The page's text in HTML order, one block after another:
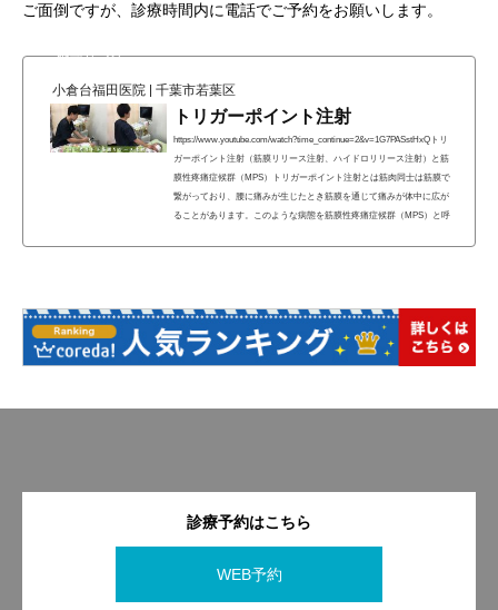
ご面倒ですが、 診療時間内に電話でご予約をお願いします。
小倉台福田医院 | 千葉市若葉区
外部リンク
トリガーポイント注射
https://www.youtube.com/watch?time_continue=2&v=1G7PASstHxQトリ
ガーポイント注射（筋膜リリース注射、ハイドロリリース注射）と筋
膜性疼痛症候群（MPS）トリガーポイント注射とは筋肉同士は筋膜で
繋がっており、腰に痛みが生じたとき筋膜を通じて痛みが体中に広が
ることがあります。このような病態を筋膜性疼痛症候群（MPS）と呼
診療予約はこちら
WEB予約